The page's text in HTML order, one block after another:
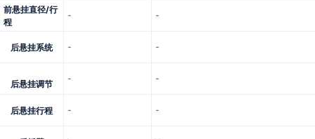
前悬挂直径/行
程
- -
后悬挂系统 - -
后悬挂调节
- -
后悬挂行程 - -